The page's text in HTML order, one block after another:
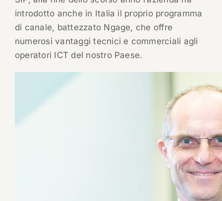
introdotto anche in Italia il proprio programma
di canale, battezzato Ngage, che offre
numerosi vantaggi tecnici e commerciali agli
operatori ICT del nostro Paese.